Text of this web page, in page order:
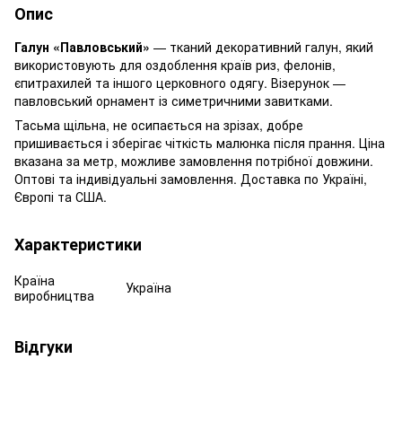
Опис
Галун «Павловський» — тканий декоративний галун, який
використовують для оздоблення країв риз, фелонів,
єпитрахилей та іншого церковного одягу. Візерунок —
павловський орнамент із симетричними завитками.
Тасьма щільна, не осипається на зрізах, добре
пришивається і зберігає чіткість малюнка після прання. Ціна
вказана за метр, можливе замовлення потрібної довжини.
Оптові та індивідуальні замовлення. Доставка по Україні,
Європі та США.
Характеристики
Країна
виробництва
Україна
Відгуки